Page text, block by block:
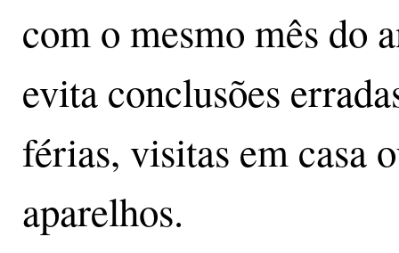
com o mesmo mês do
evita conclusões
férias, visitas em casa
aparelhos.